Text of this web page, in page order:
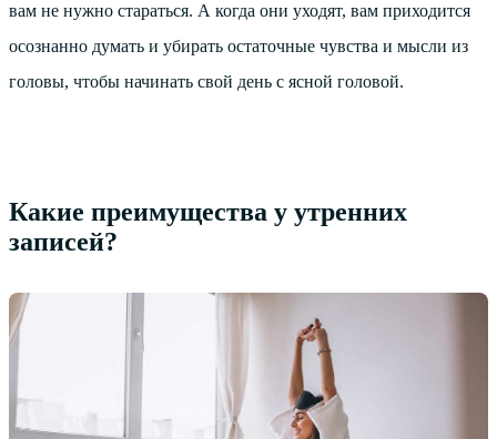
вам не нужно стараться. А когда они уходят, вам приходится
осознанно думать и убирать остаточные чувства и мысли из
головы, чтобы начинать свой день с ясной головой.
Какие преимущества у утренних
записей?